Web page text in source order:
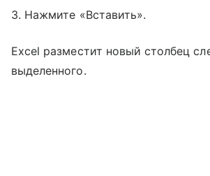
3. Нажмите «Вставить».
Excel разместит новый столбец
выделенного.